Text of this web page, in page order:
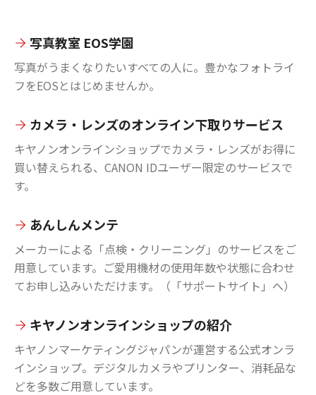
写真教室 EOS学園
写真がうまくなりたいすべての人に。豊かなフォトライ
フをEOSとはじめませんか。
カメラ・レンズのオンライン下取りサービス
キヤノンオンラインショップでカメラ・レンズがお得に
買い替えられる、CANON IDユーザー限定のサービスで
す。
あんしんメンテ
メーカーによる「点検・クリーニング」のサービスをご
用意しています。ご愛用機材の使用年数や状態に合わせ
てお申し込みいただけます。（「サポートサイト」へ）
キヤノンオンラインショップの紹介
キヤノンマーケティングジャパンが運営する公式オンラ
インショップ。デジタルカメラやプリンター、消耗品な
どを多数ご用意しています。